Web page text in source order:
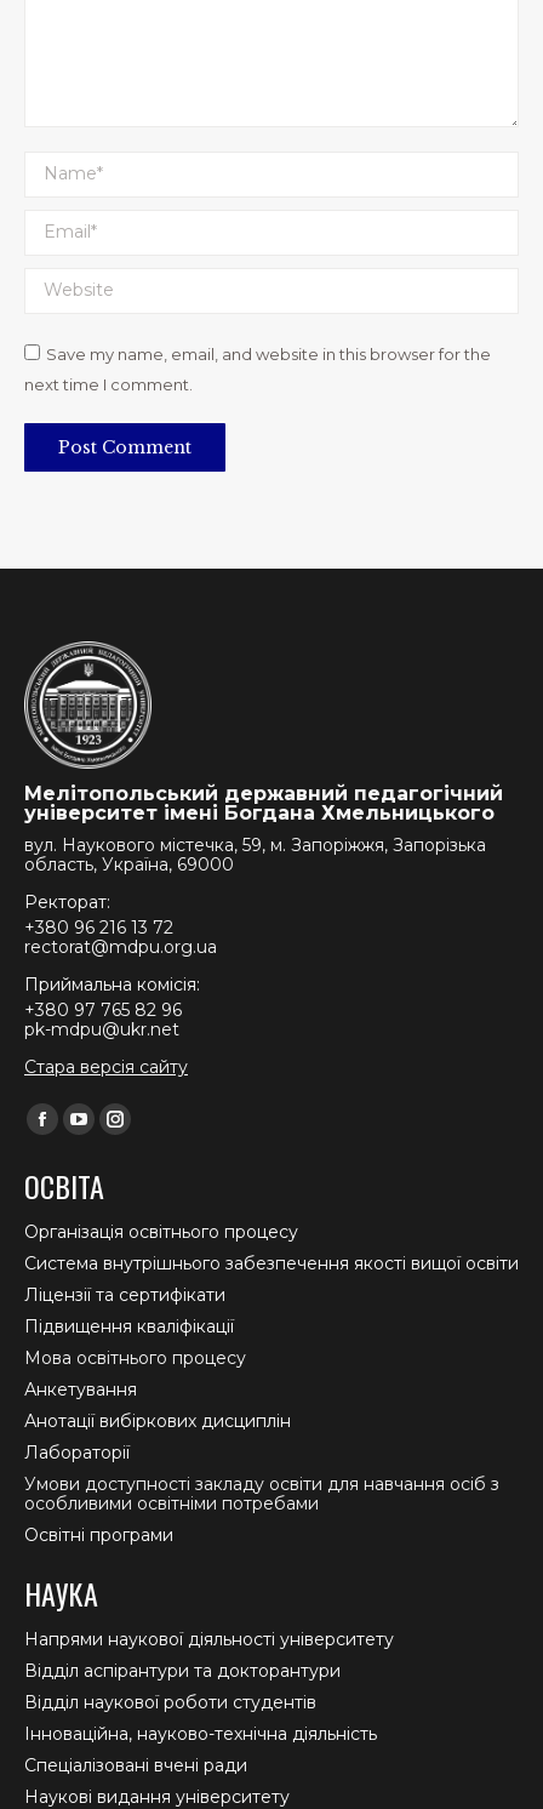
Name *
Email *
Website
Save my name, email, and website in this browser for the
next time I comment.
Post Comment
Мелітопольський державний педагогічний
університет імені Богдана Хмельницького
вул. Наукового містечка, 59, м. Запоріжжя, Запорізька
область, Україна, 69000
Ректорат:
+380 96 216 13 72
rectorat@mdpu.org.ua
Приймальна комісія:
+380 97 765 82 96
pk-mdpu@ukr.net
Стара версія сайту
Find us on:
Facebook
opens
in
new
window
YouTube
opens
in
new
window
Instagram
in
new
window
ОСВІТА
Організація освітнього процесу
Система внутрішнього забезпечення якості вищої освіти
Ліцензії та сертифікати
Підвищення кваліфікації
Мова освітнього процесу
Анкетування
Анотації вибіркових дисциплін
Лабораторії
Умови доступності закладу освіти для навчання осіб з
особливими освітніми потребами
Освітні програми
НАУКА
Напрями наукової діяльності університету
Відділ аспірантури та докторантури
Відділ наукової роботи студентів
Інноваційна, науково-технічна діяльність
Спеціалізовані вчені ради
Наукові видання університету